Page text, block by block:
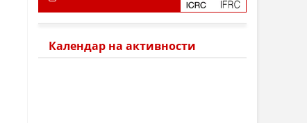
Календар на активности